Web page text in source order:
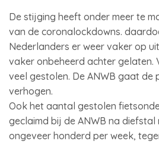
De stijging heeft onder meer te
van de coronalockdowns.
Nederlanders er weer vaker op
vaker onbeheerd achter gelaten.
veel gestolen. De ANWB gaat de
verhogen.
Ook het aantal gestolen
geclaimd bij de ANWB na diefstal
ongeveer honderd per week,